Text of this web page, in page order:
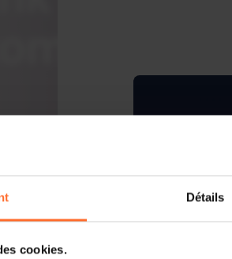
Détails
cookies.